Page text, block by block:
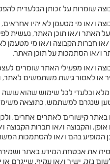
שומרות על זכותן הבלעדית
ו/או מי מטעמן לא יהיו
ו/או תוכן האתר, נעשית
או חברות הקבוצה ו/או מי מטעמן
ו/או הסתמכות על תוכן האתר.
ו/או מפעילי האתר שומרים
או לאסור גישת משתמשים לאתר,
ובלעדי לכל שימוש שהוא עושה
שנגרם למשתמש, כתוצאה
באתר קישורים לאתרים אחרים,
והקבוצה ו/או חברות
המופיע בהם ו/או להסתמכות
את אבטחת המידע באתר